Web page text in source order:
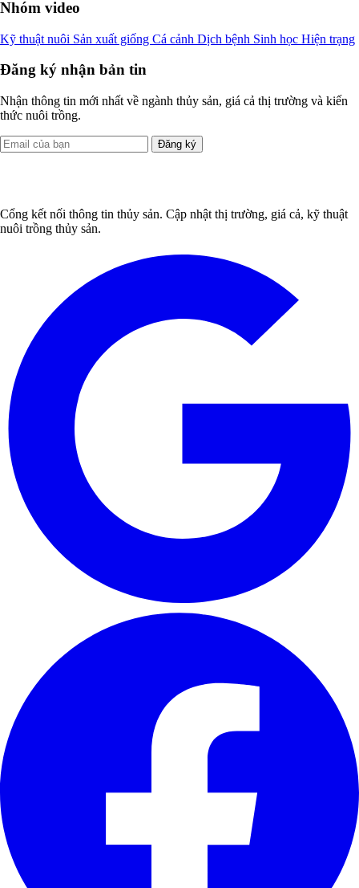
Nhóm video
Kỹ thuật nuôi Sản xuất giống Cá cảnh Dịch bệnh Sinh học Hiện trạng
Đăng ký nhận bản tin
Nhận thông tin mới nhất về ngành thủy sản, giá cả thị trường và kiến
thức nuôi trồng.
Đăng ký
Cổng kết nối thông tin thủy sản. Cập nhật thị trường, giá cả, kỹ thuật
nuôi trồng thủy sản.